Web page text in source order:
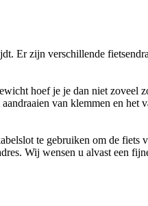
Er zijn verschillende
hoef je je dan niet zoveel
van klemmen en het
te gebruiken om de fiets
Wij wensen u alvast een